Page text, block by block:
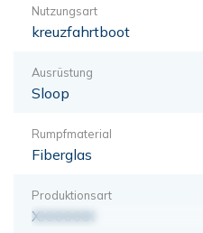
Nutzungsart
kreuzfahrtboot
Ausrüstung
Sloop
Rumpfmaterial
Fiberglas
Produktionsart
XXXXXXX